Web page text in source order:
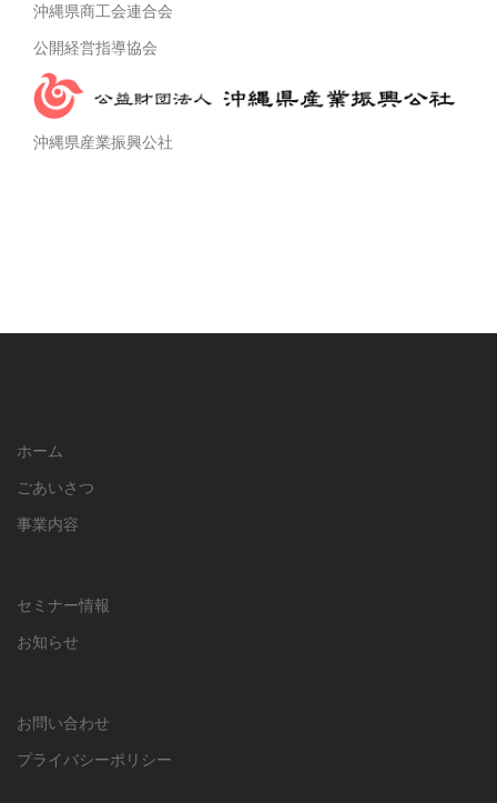
沖縄県商工会連合会
公開経営指導協会
沖縄県産業振興公社
ホーム
ごあいさつ
事業内容
セミナー情報
お知らせ
お問い合わせ
プライバシーポリシー